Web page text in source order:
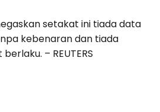
setakat ini tiada data
kebenaran dan tiada
– REUTERS